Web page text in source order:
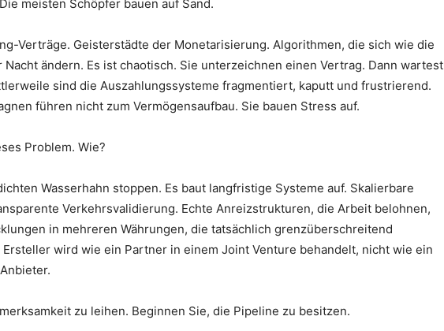
meisten Schöpfer bauen auf Sand.
Verträge. Geisterstädte der Monetarisierung. Algorithmen, die sich wie die
ändern. Es ist chaotisch. Sie unterzeichnen einen Vertrag. Dann wartest
sind die Auszahlungssysteme fragmentiert, kaputt und frustrierend.
führen nicht zum Vermögensaufbau. Sie bauen Stress auf.
Problem. Wie?
Wasserhahn stoppen. Es baut langfristige Systeme auf. Skalierbare
Verkehrsvalidierung. Echte Anreizstrukturen, die Arbeit belohnen,
in mehreren Währungen, die tatsächlich grenzüberschreitend
wird wie ein Partner in einem Joint Venture behandelt, nicht wie ein
zu leihen. Beginnen Sie, die Pipeline zu besitzen.